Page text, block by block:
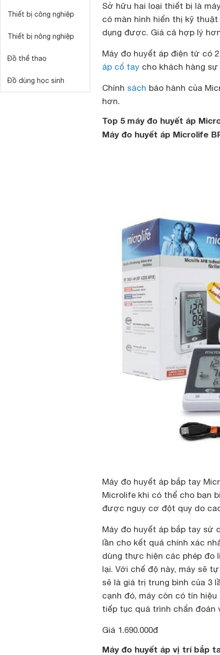
Thiết bị công nghiệp
Thiết bị nông nghiệp
Đồ thể thao
Đồ dùng học sinh
Sở hữu hai loại thiết bị là
có màn hình hiển thị kỹ
dụng được. Giá cả hợp lý
Máy đo huyết áp điện tử có
áp cổ tay cho khách hàng
Chính sách bảo hành của
hơn.
Top 5 máy đo huyết áp
Máy đo huyết áp Microlife
Máy đo huyết áp bắp tay
Microlife khi có thể cho bạn
được nguy cơ đột quỵ do
Máy đo huyết áp bắp tay sử
lần cho kết quả chính xác
dùng thực hiện các phép đo
lại. Với chế độ này, máy sẽ
sẽ là giá trị trung bình của 3
cạnh đó, máy còn có tín
tiếp tục quá trình chẩn đoán
Giá 1.690.000đ
Máy đo huyết áp vị trí bắp